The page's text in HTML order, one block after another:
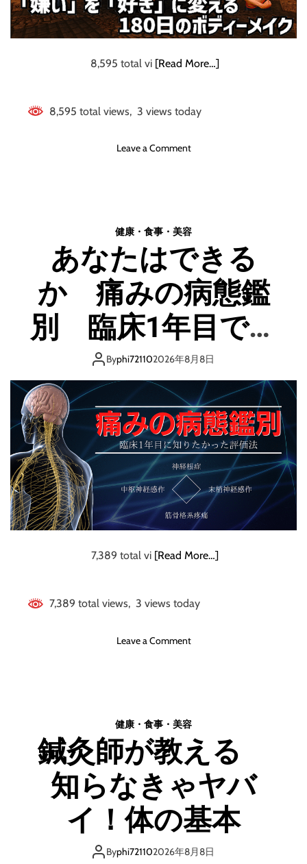
い
ら
い
”
術
8,595 total vi [Read More…]
8,595 total views, 3 views today
Leave a Commento
台
で
完
全
初
心
者
か
ら
0
日
後
理
想
の
身
体
を
る
代
デ
ク
健康・食事・美容
あなたはできる
か 痛みの病態鑑
別 臨床1年目で知
りたかった評価法
Byphi721102026年8月8日
7,389 total vi [Read More…]
7,389 total views, 3 views today
Leave a Commento
で
き
る
痛
み
の
病
健康・食事・美容
鍼灸師が教える
知らなきゃヤバ
イ！体の基本
Byphi721102026年8月8日